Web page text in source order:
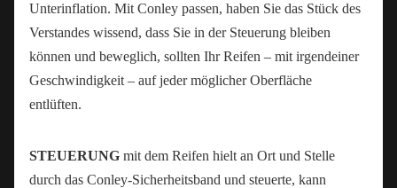
Unterinflation. Mit Conley passen, haben Sie das Stück des
Verstandes wissend, dass Sie in der Steuerung bleiben
können und beweglich, sollten Ihr Reifen – mit irgendeiner
Geschwindigkeit – auf jeder möglicher Oberfläche
entlüften.
STEUERUNG mit dem Reifen hielt an Ort und Stelle
durch das Conley-Sicherheitsband und steuerte, kann